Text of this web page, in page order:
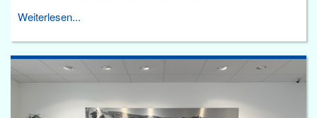
Weiterlesen...